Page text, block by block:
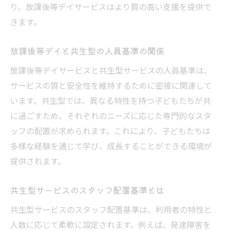
り、放課後等デイサービスはより質の高い支援を提供で
きます。
放課後等デイと共生型の人員基準の関係
放課後等デイサービスと共生型サービスの人員基準は、
サービスの質と安全性を維持するために密接に関連して
います。共生型では、異なる特性を持つ子どもたちが共
に過ごすため、それぞれのニーズに応じた専門的なスタ
ッフの配置が求められます。これにより、子どもたちは
多様な経験を通じて学び、成長することができる環境が
提供されます。
共生型サービスのスタッフ配置基準とは
共生型サービスのスタッフ配置基準は、利用者の特性と
人数に応じて柔軟に設定されます。例えば、発達障害を